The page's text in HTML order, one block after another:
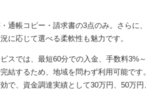
通帳コピー・請求書の3点のみ。さらに
に応じて選べる柔軟性も魅力です。
スでは、最短60分での入金、手数料3%
結するため、地域を問わず利用可能で
で、資金調達実績として30万円、50万